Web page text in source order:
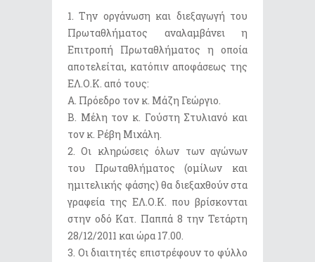
1. Την οργάνωση και διεξαγωγή του
Πρωταθλήματος αναλαμβάνει η
Επιτροπή Πρωταθλήματος η οποία
αποτελείται, κατόπιν αποφάσεως της
ΕΛ.Ο.Κ. από τους:
Α. Πρόεδρο τον κ. Μάζη Γεώργιο.
Β. Μέλη τον κ. Γούστη Στυλιανό και
τον κ. Ρέβη Μιχάλη.
2. Οι κληρώσεις όλων των αγώνων
του Πρωταθλήματος (ομίλων και
ημιτελικής φάσης) θα διεξαχθούν στα
γραφεία της ΕΛ.Ο.Κ. που βρίσκονται
στην οδό Κατ. Παππά 8 την Τετάρτη
28/12/2011 και ώρα 17.00.
3. Οι διαιτητές επιστρέφουν το φύλλο